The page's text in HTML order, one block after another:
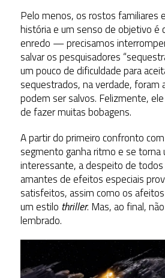
Pelo menos, os rostos familiares
história e um senso de objetivo é
enredo — precisamos
salvar os pesquisadores
um pouco de dificuldade para
sequestrados, na verdade, foram
podem ser salvos. Felizmente,
de fazer muitas bobagens.
A partir do primeiro confronto
segmento ganha ritmo e se torna
interessante, a despeito de todos
amantes de efeitos especiais
satisfeitos, assim como os
um estilo thriller. Mas, ao final,
lembrado.